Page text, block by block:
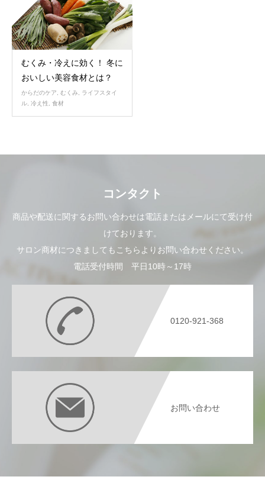
むくみ・冷えに効く！ 冬に
おいしい美容食材とは？
からだのケア むくみ
ライフスタイ
ル 冷え性 食材
コンタクト
商品や配送に関するお問い合わせは電話またはメールにて受け付
けております。
サロン商材につきましてもこちらよりお問い合わせください。
電話受付時間 平日10時～17時
0120-921-368
お問い合わせ